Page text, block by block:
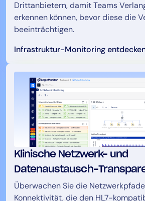
Drittanbietern, damit Teams
erkennen können, bevor diese die
beeinträchtigen.
Infrastruktur-Monitoring
Klinische Netzwerk- und
Datenaustausch-
Überwachen Sie die
Konnektivität, die den HL7-